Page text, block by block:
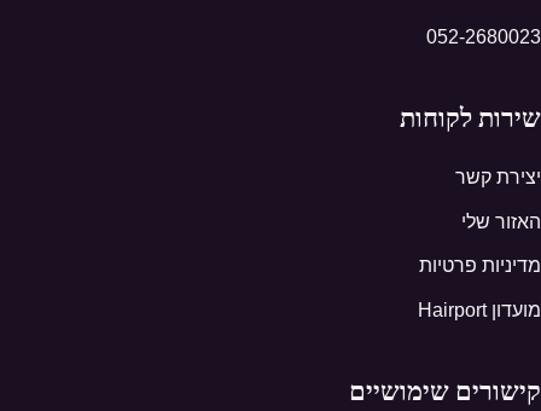
052-2680023
שירות לקוחות
יצירת קשר
האזור שלי
מדיניות פרטיות
מועדון Hairport
קישורים שימושיים